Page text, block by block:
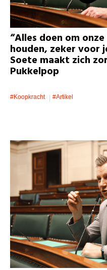
“Alles doen om
houden, zeker voor
Soete maakt zich
Pukkelpop
#koopkracht
#artikel